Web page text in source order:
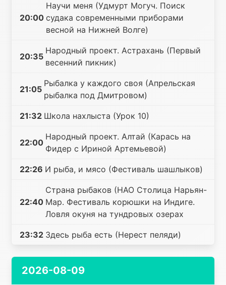
20:00
Научи меня (Удмурт Могуч. Поиск
судака современными приборами
весной на Нижней Волге)
20:35
Народный проект. Астрахань (Первый
весенний пикник)
21:05
Рыбалка у каждого своя (Апрельская
рыбалка под Дмитровом)
21:32 Школа нахлыста (Урок 10)
22:00
Народный проект. Алтай (Карась на
Фидер с Ириной Артемьевой)
22:26 И рыба, и мясо (Фестиваль шашлыков)
22:40
Страна рыбаков (НАО Столица Нарьян-
Мар. Фестиваль корюшки на Индиге.
Ловля окуня на тундровых озерах
23:32 Здесь рыба есть (Нерест пеляди)
2026-08-09